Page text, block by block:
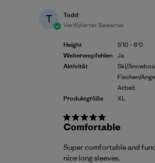
T
Todd
Verifizierter Bewerter
Height
Weiterempfehlen
Aktivität
Produktgröße
5'10 - 6'0
Ja
Ski/
Fischen/
Arbeit
XL
Comfortable
Super comfortable and
nice long sleeves.